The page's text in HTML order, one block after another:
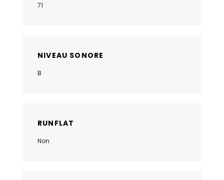
71
NIVEAU SONORE
B
RUNFLAT
Non